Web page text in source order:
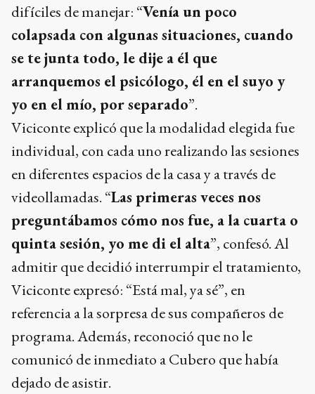
difíciles de manejar: “Venía un poco
colapsada con algunas situaciones, cuando
se te junta todo, le dije a él que
arranquemos el psicólogo, él en el suyo y
yo en el mío, por separado”.
Viciconte explicó que la modalidad elegida fue
individual, con cada uno realizando las sesiones
en diferentes espacios de la casa y a través de
videollamadas. “Las primeras veces nos
preguntábamos cómo nos fue, a la cuarta o
quinta sesión, yo me di el alta”, confesó. Al
admitir que decidió interrumpir el tratamiento,
Viciconte expresó: “Está mal, ya sé”, en
referencia a la sorpresa de sus compañeros de
programa. Además, reconoció que no le
comunicó de inmediato a Cubero que había
dejado de asistir.